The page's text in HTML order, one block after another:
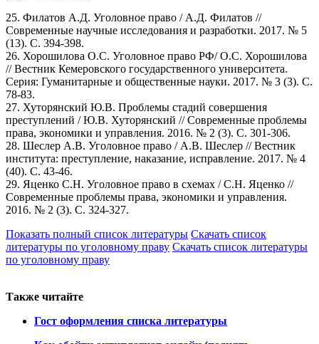
25. Филатов А.Д. Уголовное право / А.Д. Филатов //
Современные научные исследования и разработки. 2017. № 5
(13). С. 394-398.
26. Хорошилова О.С. Уголовное право РФ/ О.С. Хорошилова
// Вестник Кемеровского государственного университета.
Серия: Гуманитарные и общественные науки. 2017. № 3 (3). С.
78-83.
27. Хуторянский Ю.В. Проблемы стадий совершения
преступлений / Ю.В. Хуторянский // Современные проблемы
права, экономики и управления. 2016. № 2 (3). С. 301-306.
28. Шеслер А.В. Уголовное право / А.В. Шеслер // Вестник
института: преступление, наказание, исправление. 2017. № 4
(40). С. 43-46.
29. Яценко С.Н. Уголовное право в схемах / С.Н. Яценко //
Современные проблемы права, экономики и управления.
2016. № 2 (3). С. 324-327.
Показать полный список литературы Скачать список
литературы по уголовному праву Скачать список литературы
по уголовному праву
Также читайте
Гост оформления списка литературы